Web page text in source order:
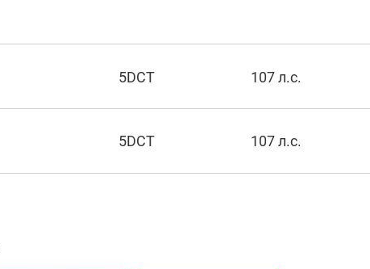
5DCT 107 л.с.
5DCT 107 л.с.